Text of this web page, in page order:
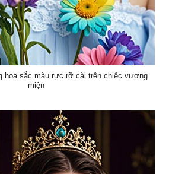
hoa sắc màu rực rỡ cài trên chiếc vương
miện